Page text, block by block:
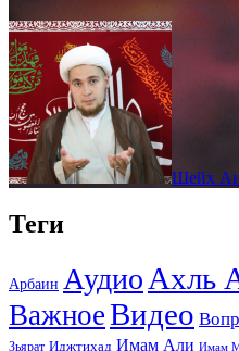
Шейх
Теги
Арбаин Аудио Ахль
ВажноеВидео
Зьярат Иджтихад Имам Али Имам